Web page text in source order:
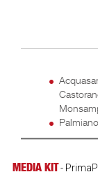
Palmiano
MEDIA KIT-